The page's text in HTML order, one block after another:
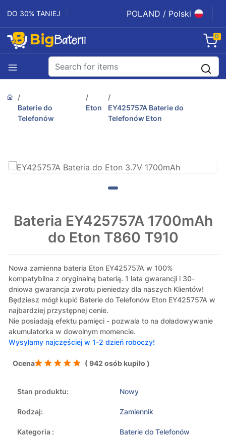
DO 30% TANIEJ POLAND / Polski
0
Baterie do
Telefonów
Eton
EY425757A Baterie do
Telefonów Eton
Bateria EY425757A 1700mAh
do Eton T860 T910
Nowa zamienna bateria Eton EY425757A w 100%
kompatybilna z oryginalną baterią. 1 lata gwarancji i 30-
dniowa gwarancja zwrotu pieniedzy dla naszych Klientów!
Będziesz mógł kupić Baterie do Telefonów Eton EY425757A w
najbardziej przystępnej cenie.
Nie posiadają efektu pamięci - pozwala to na doładowywanie
akumulatorka w dowolnym momencie.
Wysyłamy najczęściej w 1-2 dzień roboczy!
Ocena ( 942 osób kupiło )
Stan produktu: Nowy
Rodzaj: Zamiennik
Kategoria : Baterie do Telefonów